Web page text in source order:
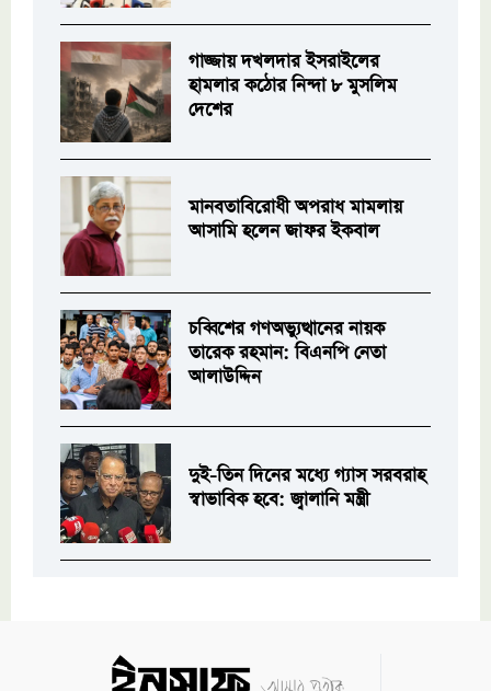
গাজ্জায় দখলদার ইসরাইলের
হামলার কঠোর নিন্দা ৮ মুসলিম
দেশের
মানবতাবিরোধী অপরাধ মামলায়
আসামি হলেন জাফর ইকবাল
চব্বিশের গণঅভ্যুত্থানের নায়ক
তারেক রহমান: বিএনপি নেতা
আলাউদ্দিন
দুই-তিন দিনের মধ্যে গ্যাস সরবরাহ
স্বাভাবিক হবে: জ্বালানি মন্ত্রী